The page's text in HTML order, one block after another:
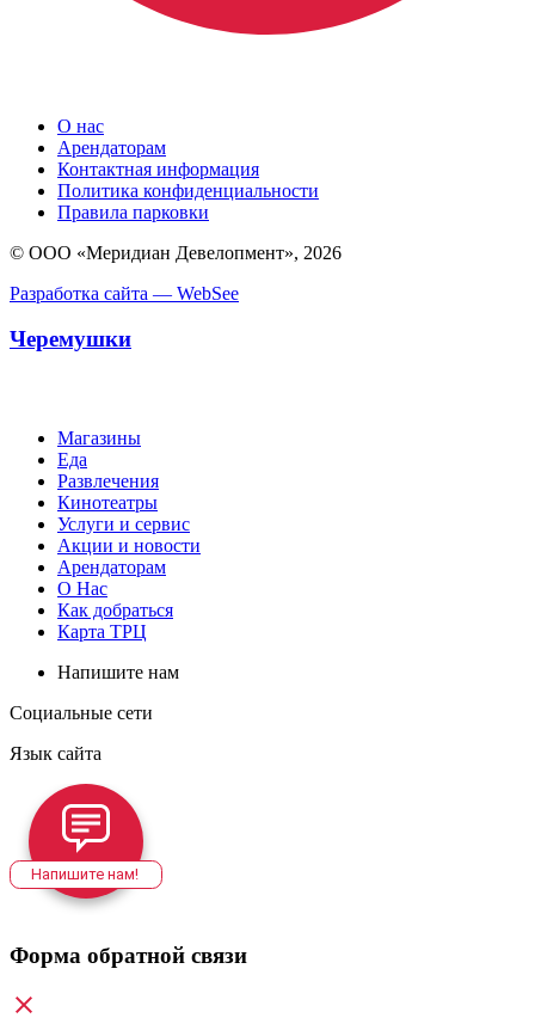
О нас
Арендаторам
Контактная информация
Политика конфиденциальности
Правила парковки
© ООО «Меридиан Девелопмент», 2026
Разработка сайта — WebSee
Черемушки
Магазины
Еда
Развлечения
Кинотеатры
Услуги и сервис
Акции и новости
Арендаторам
О Нас
Как добраться
Карта ТРЦ
Напишите нам
Социальные сети
Язык сайта
Напишите нам!
Форма обратной связи